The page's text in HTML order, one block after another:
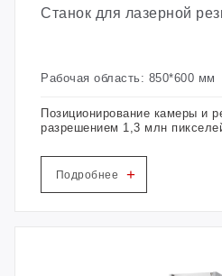
Станок для лазерной
Рабочая область: 850*600 мм
Позиционирование камеры и
разрешением 1,3 млн
углом.
Подробнее +